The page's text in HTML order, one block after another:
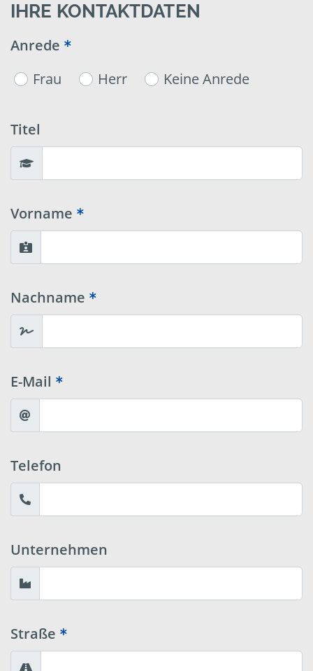
IHRE KONTAKTDATEN
Anrede
Frau
Herr Keine Anrede
Titel
Vorname
Nachname
E-Mail
Telefon
Unternehmen
Straße